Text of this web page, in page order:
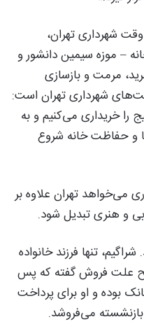
شهرداری تهران،
خانه – موزه سیمین دانشور و
مرمت و بازسازی
شهرداری تهران است:
را خریداری می‌کنیم و به
و حفاظت خانه شروع
می‌خواهد تهران علاوه بر
و هنری تبدیل شود.
فروخته شد. شراگیم، تنها فرزند خانواده
علت فروش گفته که پس
بوده و او برای پرداخت
می‌فروشد.